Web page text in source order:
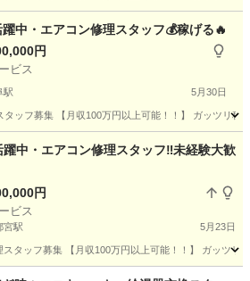
スタッフ
躍中・エアコン修理スタッフ💰稼げる🔥
円
ビス
駅 5月30日
ッフ募集 【月収100万円以上可能！！】 ガッツリ
建築 スタッフ
躍中・エアコン修理スタッフ‼️未経験大歓
円
ビス
宮駅 5月23日
タッフ募集 【月収100万円以上可能！！】 ガッツリ
駅 スタッフ